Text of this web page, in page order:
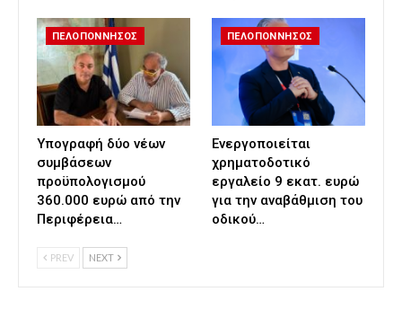
ΠΕΛΟΠΟΝΝΗΣΟΣ
Υπογραφή δύο νέων
συμβάσεων
προϋπολογισμού
360.000 ευρώ από την
Περιφέρεια…
ΠΕΛΟΠΟΝΝΗΣΟΣ
Ενεργοποιείται
χρηματοδοτικό
εργαλείο 9 εκατ. ευρώ
για την αναβάθμιση του
οδικού…
PREV NEXT